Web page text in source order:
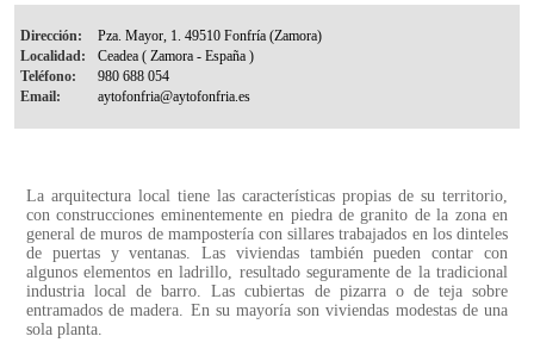
Dirección:
Localidad:
Teléfono:
Email:
La arquitectura local tiene las características propias de su territorio,
con construcciones eminentemente en piedra de granito de la zona en
general de muros de mampostería con sillares trabajados en los dinteles
de puertas y ventanas. Las viviendas también pueden contar con
algunos elementos en ladrillo, resultado seguramente de la tradicional
industria local de barro. Las cubiertas de pizarra o de teja sobre
entramados de madera. En su mayoría son viviendas modestas de una
sola planta.